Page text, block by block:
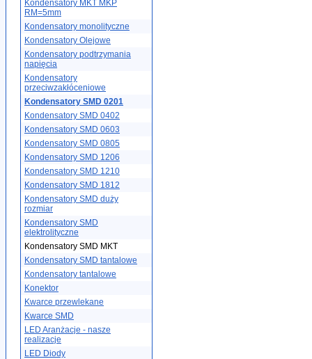
Kondensatory MKT MKP
RM=5mm
Kondensatory monolityczne
Kondensatory Olejowe
Kondensatory podtrzymania
napięcia
Kondensatory
przeciwzakłóceniowe
Kondensatory SMD 0201
Kondensatory SMD 0402
Kondensatory SMD 0603
Kondensatory SMD 0805
Kondensatory SMD 1206
Kondensatory SMD 1210
Kondensatory SMD 1812
Kondensatory SMD duży
rozmiar
Kondensatory SMD
elektrolityczne
Kondensatory SMD MKT
Kondensatory SMD tantalowe
Kondensatory tantalowe
Konektor
Kwarce przewlekane
Kwarce SMD
LED Aranżacje - nasze
realizacje
LED Diody